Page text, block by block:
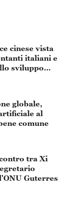
cinese vista
italiani e
sviluppo
globale,
al
comune
tra Xi
Guterres